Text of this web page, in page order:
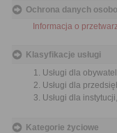
Ochrona danych
Informacja o
Klasyfikacje usługi
Usługi dla
Usługi dla
Usługi dla
Kategorie życiowe